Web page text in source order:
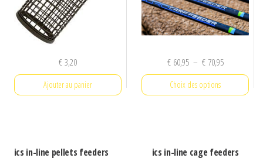
€3,20
Ajouter au panier
€60,95 – €70,95Plage
de
Choix des options
ics in-line pellets feeders ics in-line cage feeders